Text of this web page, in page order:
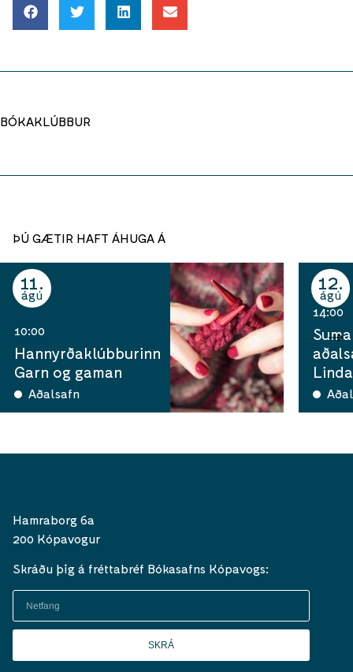
BÓKAKLÚBBUR
ÞÚ GÆTIR HAFT ÁHUGA Á
11
ágú
10:00
Hannyrðaklúbburinn
Garn og gaman
Aðalsafn
12
ágú
14:00
Hamraborg 6a
200 Kópavogur
Skráðu þig á fréttabréf Bókasafns Kópavogs:
SKRÁ